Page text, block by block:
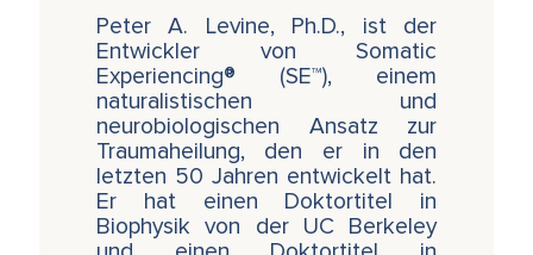
SE-Training. In Spezialfällen (beim Vorliegen
einer jahrelangen therapeutischen
körperzentrierten Erfahrungsebene) kann
auch jemand zugelassen werden, der/die erst
die Hälfte des Advanced-Jahres besucht hat.
Über die Zulassung entscheiden der Kursleiter
und der verantwortliche Organisator nach
gemeinsamer Absprache.
Peter A. Levine, Ph.D., ist der
Entwickler von Somatic
Experiencing® (SE™), einem
naturalistischen und
neurobiologischen Ansatz zur
Traumaheilung, den er in den
letzten 50 Jahren entwickelt hat.
Er hat einen Doktortitel in
Biophysik von der UC Berkeley